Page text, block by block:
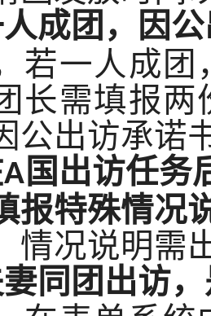
成团，因
若一人成
长需填报
公出访承诺
A 国出访任务
报特殊情况
情况说明需
同团出访